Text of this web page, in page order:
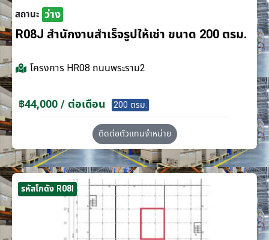
สถานะ ว่าง
R08J สำนักงานสำเร็จรูปให้เช่า ขนาด 200 ตรม.
โครงการ HR08 ถนนพระราม2
฿44,000 / ต่อเดือน 200 ตรม.
ติดต่อตัวแทนจำหน่าย
รหัสโกดัง R08I